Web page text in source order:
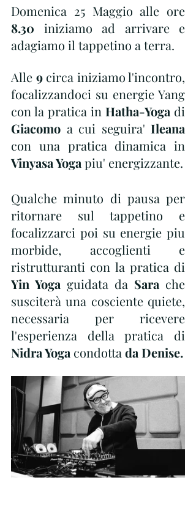
8.30 iniziamo ad arrivare e
adagiamo il tappetino a terra.
Alle 9 circa iniziamo l'incontro,
focalizzandoci su energie Yang
con la pratica in Hatha-Yoga
Giacomo a cui seguira' Ileana
con una pratica dinamica in
Vinyasa Yoga piu' energizzante.
Qualche minuto di pausa per
ritornare sul tappetino e
focalizzarci poi su energie piu
morbide, accoglienti e
Yin Yoga guidata da Sara che
susciterà una cosciente quiete,
necessaria per ricevere
Nidra Yoga condotta da Denise.